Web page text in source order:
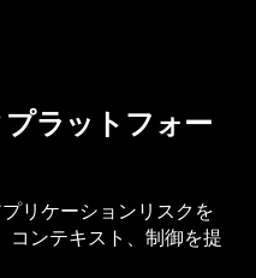
ラットフォー
リケーションリスクを
コンテキスト、制御を提